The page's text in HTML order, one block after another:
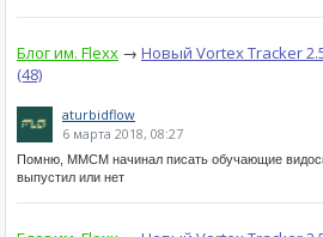
Блог им. Flexx → Новый Vortex Tracker
(48)
aturbidflow
6 марта 2018, 08:27
Помню, MMCM начинал писать обучающие
выпустил или нет